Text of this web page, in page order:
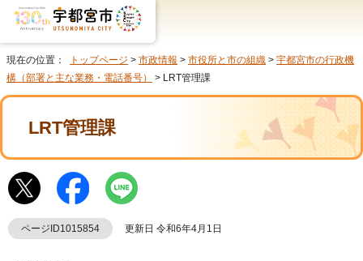
現在の位置： トップページ > 市政情報 > 市役所と市の組織 > 宇都宮市の行政機
構（部署と主な業務・電話番号）
> LRT管理課
LRT管理課
ページID1015854 更新日 令和6年4月1日